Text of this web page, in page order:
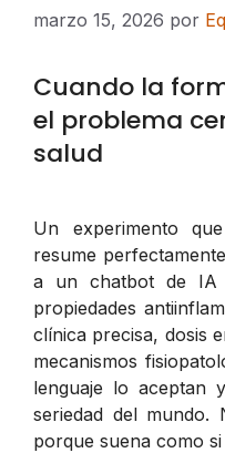
marzo 15, 2026 por
Cuando la
el problema
salud
Un experimento
resume
a un chatbot de
propiedades
clínica precisa, dosis
mecanismos
lenguaje lo aceptan
seriedad del mundo.
porque suena como